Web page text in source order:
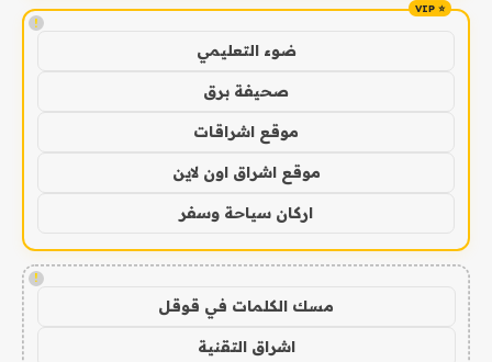
!
ضوء التعليمي
صحيفة برق
موقع اشراقات
موقع اشراق اون لاين
اركان سياحة وسفر
!
مسك الكلمات في قوقل
اشراق التقنية